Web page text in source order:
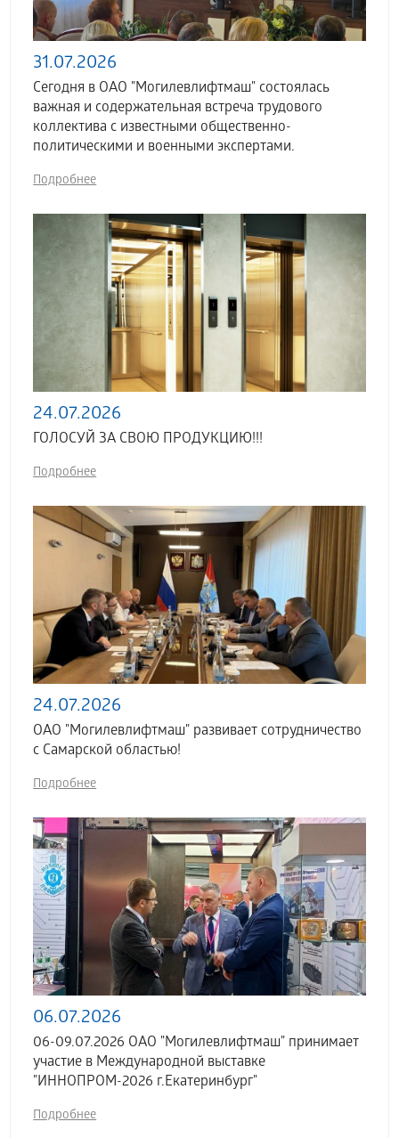
31.07.2026
Сегодня в ОАО "Могилевлифтмаш" состоялась
важная и содержательная встреча трудового
коллектива с известными общественно-
политическими и военными экспертами.
Подробнее
24.07.2026
ГОЛОСУЙ ЗА СВОЮ ПРОДУКЦИЮ!!!
Подробнее
24.07.2026
ОАО "Могилевлифтмаш" развивает сотрудничество
с Самарской областью!
Подробнее
06.07.2026
06-09.07.2026 ОАО "Могилевлифтмаш" принимает
участие в Международной выставке
"ИННОПРОМ-2026 г.Екатеринбург"
Подробнее